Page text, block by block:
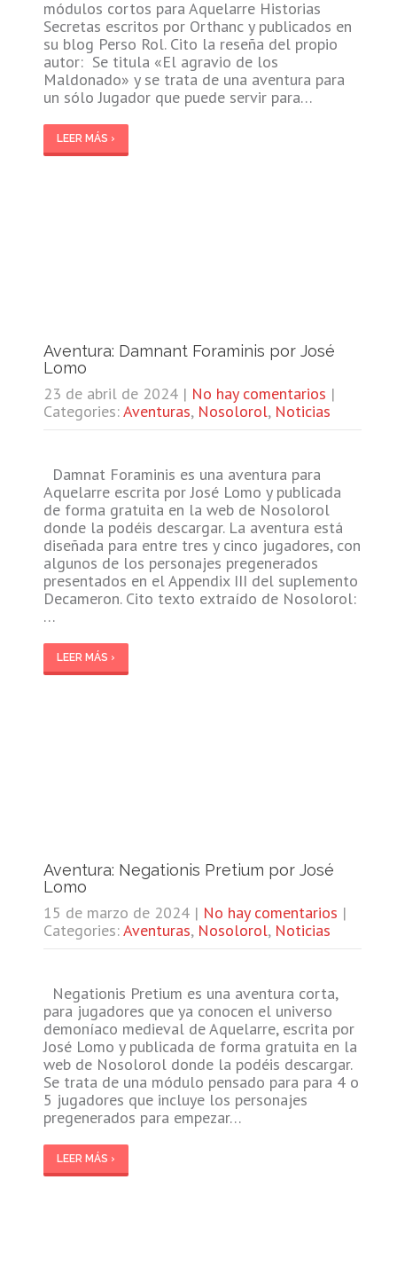
módulos cortos para Aquelarre Historias
Secretas escritos por Orthanc y publicados en
su blog Perso Rol. Cito la reseña del propio
autor: Se titula «El agravio de los
Maldonado» y se trata de una aventura para
un sólo Jugador que puede servir para…
LEER MÁS ›
Aventura: Damnant Foraminis por José
Lomo
23 de abril de 2024 | No hay comentarios |
Categories:Aventuras, Nosolorol, Noticias
Damnat Foraminis es una aventura para
Aquelarre escrita por José Lomo y publicada
de forma gratuita en la web de Nosolorol
donde la podéis descargar. La aventura está
diseñada para entre tres y cinco jugadores, con
algunos de los personajes pregenerados
presentados en el Appendix III del suplemento
Decameron. Cito texto extraído de Nosolorol:
…
LEER MÁS ›
Aventura: Negationis Pretium por José
Lomo
15 de marzo de 2024 | No hay comentarios |
Categories:Aventuras, Nosolorol, Noticias
Negationis Pretium es una aventura corta,
para jugadores que ya conocen el universo
demoníaco medieval de Aquelarre, escrita por
José Lomo y publicada de forma gratuita en la
web de Nosolorol donde la podéis descargar.
Se trata de una módulo pensado para para 4 o
5 jugadores que incluye los personajes
pregenerados para empezar…
LEER MÁS ›